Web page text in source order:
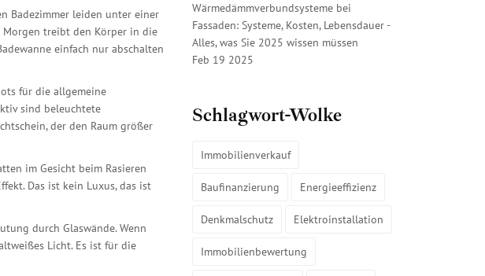
Badezimmer leiden unter einer
Morgen treibt den Körper in die
einfach nur abschalten
für die allgemeine
sind beleuchtete
der den Raum größer
im Gesicht beim Rasieren
Das ist kein Luxus, das ist
durch Glaswände. Wenn
Licht. Es ist für die
Wärmedämmverbundsysteme bei
Fassaden: Systeme, Kosten, Lebensdauer -
Alles, was Sie 2025 wissen müssen
Feb 19 2025
Schlagwort-Wolke
Immobilienverkauf
Baufinanzierung Energieeffizienz
Denkmalschutz Elektroinstallation
Immobilienbewertung